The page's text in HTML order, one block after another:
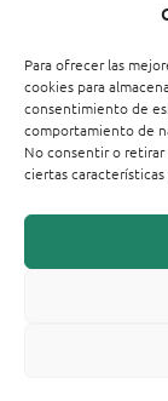
Para ofrecer las
cookies para
consentimiento de
comportamiento de
No consentir o
ciertas características
Correo
electrónico*